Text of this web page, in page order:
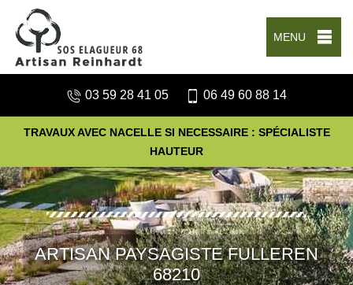
MENU
03 59 28 41 05 06 49 60 88 14
TRAVAUX AVEC NACELLE SI NECESSAIRE : SPÉCIALISTE
HAUTEUR
ARTISAN PAYSAGISTE FULLEREN
68210